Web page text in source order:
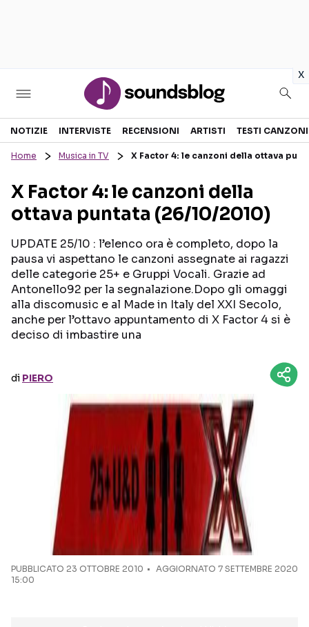
x
Sezioni
RECENSIONI MUSICALI
INTERVISTE
GOSSIP E CURIOSITÀ
TESTI CANZONI
TOUR ED EVENTI
TALENT SHOW
Seguici sui social
NOTIZIE INTERVISTE RECENSIONI ARTISTI TESTI CANZONI
Home Musica in TV X Factor 4: le canzoni della ottava
X Factor 4: le canzoni della
ottava puntata (26/10/2010)
UPDATE 25/10 : l’elenco ora è completo, dopo la
pausa vi aspettano le canzoni assegnate ai ragazzi
delle categorie 25+ e Gruppi Vocali. Grazie ad
Antonello92 per la segnalazione.Dopo gli omaggi
alla discomusic e al Made in Italy del XXI Secolo,
anche per l’ottavo appuntamento di X Factor 4 si è
deciso di imbastire una
di PIERO
PUBBLICATO 23 OTTOBRE 2010
AGGIORNATO 7 SETTEMBRE 2020
15:00